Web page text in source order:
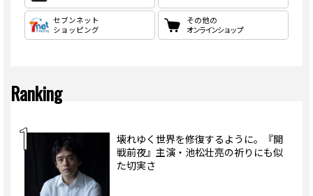
セブンネット
ショッピング
その他の
オンラインショップ
Ranking
壊れゆく世界を修復するように。『開
戦前夜』主演・池松壮亮の祈りにも似
た切実さ